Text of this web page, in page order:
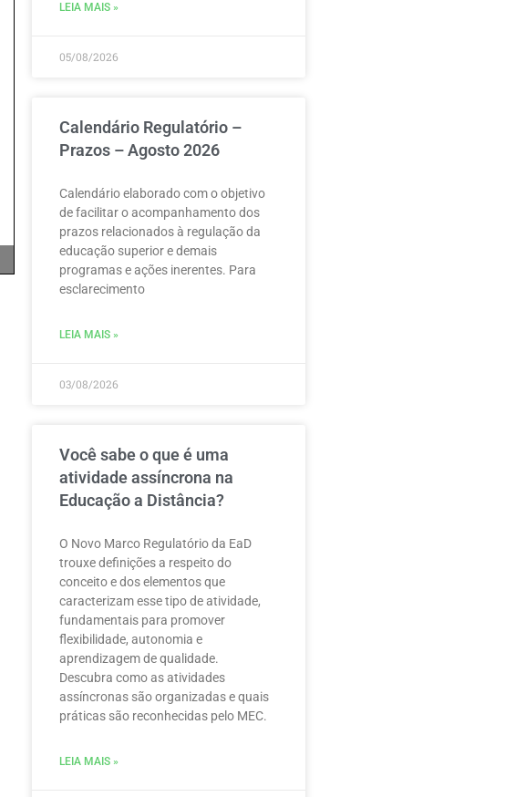
LEIA MAIS »
05/08/2026
Calendário Regulatório –
Prazos – Agosto 2026
Calendário elaborado com o objetivo
de facilitar o acompanhamento dos
prazos relacionados à regulação da
educação superior e demais
programas e ações inerentes. Para
esclarecimento
LEIA MAIS »
03/08/2026
Você sabe o que é uma
atividade assíncrona na
Educação a Distância?
O Novo Marco Regulatório da EaD
trouxe definições a respeito do
conceito e dos elementos que
caracterizam esse tipo de atividade,
fundamentais para promover
flexibilidade, autonomia e
aprendizagem de qualidade.
Descubra como as atividades
assíncronas são organizadas e quais
práticas são reconhecidas pelo MEC.
LEIA MAIS »